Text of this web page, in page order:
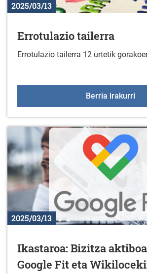
2025/03/13
Errotulazio tailerra
Errotulazio tailerra 12 urtetik
Berria irakurri
2025/03/13
Ikastaroa: Bizitza
Google Fit eta